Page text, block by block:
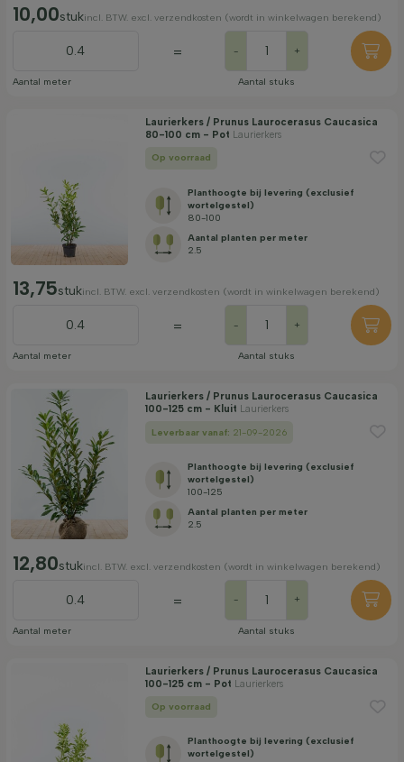
10,00stukincl. BTW. excl. verzendkosten (wordt in winkelwagen berekend)
Aantal meter
= - +
Aantal stuks
Laurierkers / Prunus Laurocerasus Caucasica
80-100 cm - Pot Laurierkers
Op voorraad
Planthoogte bij levering (exclusief
wortelgestel)
80-100
Aantal planten per meter
2.5
13,75stukincl. BTW. excl. verzendkosten (wordt in winkelwagen berekend)
Aantal meter
= - +
Aantal stuks
Laurierkers / Prunus Laurocerasus Caucasica
100-125 cm - Kluit Laurierkers
Leverbaar vanaf: 21-09-2026
Planthoogte bij levering (exclusief
wortelgestel)
100-125
Aantal planten per meter
2.5
12,80stukincl. BTW. excl. verzendkosten (wordt in winkelwagen berekend)
Aantal meter
= - +
Aantal stuks
Laurierkers / Prunus Laurocerasus Caucasica
100-125 cm - Pot Laurierkers
Op voorraad
Planthoogte bij levering (exclusief
wortelgestel)